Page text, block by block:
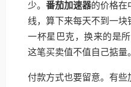
少。番茄加速器的价格在
线，算下来每天不到一
一杯星巴克，换来的是所
这笔买卖值不值自己掂量。
付款方式也要留意。有些